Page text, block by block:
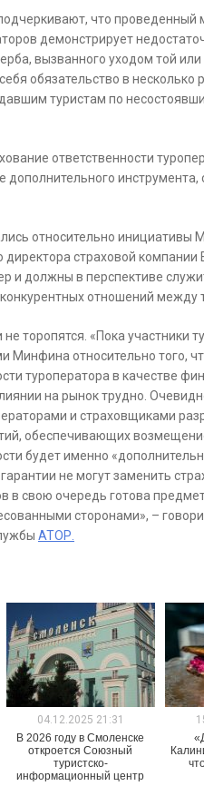
что проведенный
демонстрирует
вызванного уходом той
обязательство в
туристам по
ответственности
дополнительного
относительно
директора страховой
и должны в перспективе
отношений между
торопятся. «Пока участники
Минфина относительно того,
туроператора в качестве
на рынок трудно.
и страховщиками
обеспечивающих
будет именно
не могут заменить
в свою очередь готова
сторонами», –
АТОР.
04.12.2025 21:31
В 2026 году в Смоленске
откроется Союзный
туристско-
информационный центр